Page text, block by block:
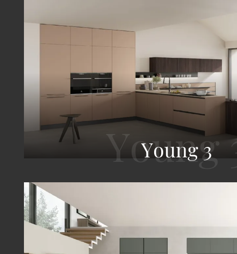
Young 3